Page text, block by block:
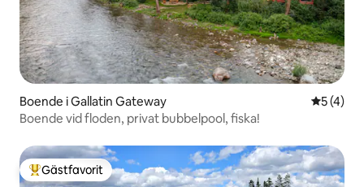
Boende i Gallatin Gateway 5 av 5 i
5 (4)
Boende vid floden, privat bubbelpool, fiska!
Populär gästfavorit
Gästfavorit